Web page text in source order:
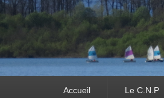
Accueil Le C.N.P